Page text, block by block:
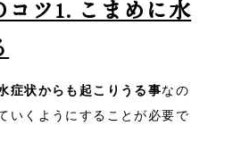
コツ1. こまめに水
症状からも起こりうる事なの
いくようにすることが必要で